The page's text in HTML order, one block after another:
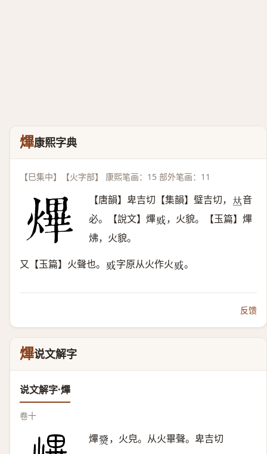
熚康熙字典
【巳集中】【火字部】 康熙笔画：15 部外笔画：11
【唐韻】卑吉切【集韻】璧吉切， 𠀤音
必。【說文】熚𤉨 ，火貌。【玉篇】熚
炥，火貌。
又【玉篇】火聲也。 𤉨 字原从火作火𤉨 。
反馈
熚说文解字
说文解字·熚
卷十
熚𤒓 ，火皃。从火畢聲。卑吉切